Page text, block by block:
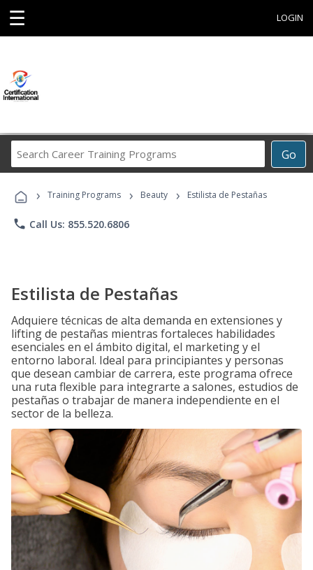
☰ LOGIN
Go
Career
Programs
› Training Programs › Beauty › Estilista de Pestañas
phone Call Us: 855.520.6806
Estilista de Pestañas
Adquiere técnicas de alta demanda en extensiones y
lifting de pestañas mientras fortaleces habilidades
esenciales en el ámbito digital, el marketing y el
entorno laboral. Ideal para principiantes y personas
que desean cambiar de carrera, este programa ofrece
una ruta flexible para integrarte a salones, estudios de
pestañas o trabajar de manera independiente en el
sector de la belleza.